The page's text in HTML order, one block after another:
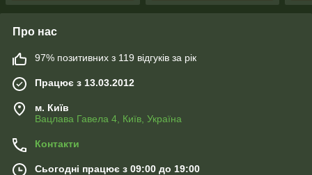
Про нас
97% позитивних з 119 відгуків за рік
Працює з 13.03.2012
м. Київ
Вацлава Гавела 4, Київ, Україна
Контакти
Сьогодні працює з 09:00 до 19:00